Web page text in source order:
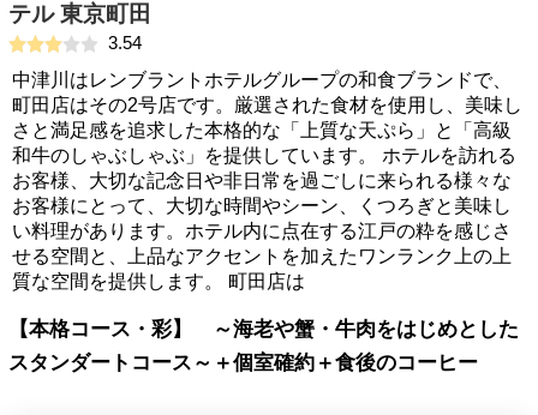
テル 東京町田
3.54
中津川はレンブラントホテルグループの和食ブランドで、
町田店はその2号店です。厳選された食材を使用し、美味し
さと満足感を追求した本格的な「上質な天ぷら」と「高級
和牛のしゃぶしゃぶ」を提供しています。 ホテルを訪れる
お客様、大切な記念日や非日常を過ごしに来られる様々な
お客様にとって、大切な時間やシーン、くつろぎと美味し
い料理があります。ホテル内に点在する江戸の粋を感じさ
せる空間と、上品なアクセントを加えたワンランク上の上
質な空間を提供します。 町田店は
【本格コース・彩】 ～海老や蟹・牛肉をはじめとした
スタンダートコース～＋個室確約＋食後のコーヒー